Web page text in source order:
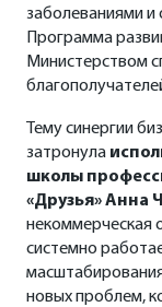
заболеваниями
Программа
Министерством
Тему синергии
затронула
школы
«Друзья» Анна
некоммерческая
системно
новых проблем,